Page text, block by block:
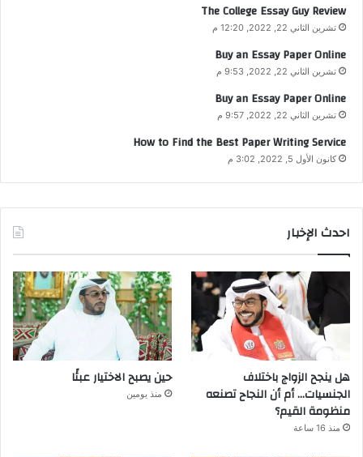
The College Essay Guy Review
تشرين الثاني 22, 2022, 12:20 م
Buy an Essay Paper Online
تشرين الثاني 22, 2022, 9:53 م
Buy an Essay Paper Online
تشرين الثاني 22, 2022, 9:57 م
How to Find the Best Paper Writing Service
كانون الأول 5, 2022, 3:02 م
احدث الإخبار
هل ينجح الزواج باختلاف
الجنسيات… أم أن النجاح تصنعه
منظومة القيم؟
منذ 16 ساعة
حين يصبح الاختيار عبئًا
منذ يومين